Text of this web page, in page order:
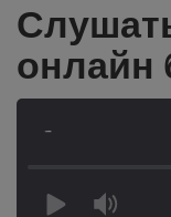
онлайн
-